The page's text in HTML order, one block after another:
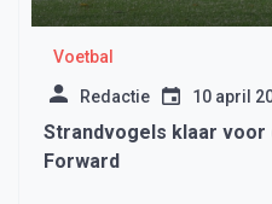
Voetbal
Redactie 10 april
Strandvogels klaar voor
Forward